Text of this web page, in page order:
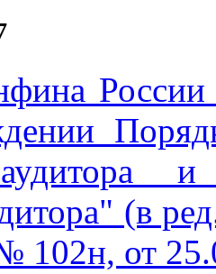
аудитора
(в
102н, от